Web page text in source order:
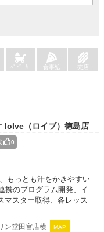
ﾍﾞﾋﾞｰｶｰ 食事処 売店
loIve（ロイブ）徳島店
0
もっとも汗をかきやすい
携のプログラム開発、イ
マスター取得、各レッス
ン堂田宮店横 MAP